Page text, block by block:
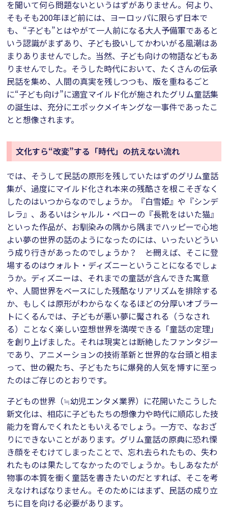
を聞いて何ら問題ないというはずがありません。何より、
そもそも200年ほど前には、ヨーロッパに限らず日本で
も、“子ども”とはやがて一人前になる大人予備軍であると
いう認識がまずあり、子ども扱いしてかわいがる風潮はあ
まりありませんでした。当然、子ども向けの物語などもあ
りませんでした。そうした時代において、たくさんの伝承
民話を集め、人間の真実を残しつつも、版を重ねるごと
に“子ども向け”に適宜マイルド化が施されたグリム童話集
の誕生は、充分にエポックメイキングな一事件であったこ
とと想像されます。
文化すら“改変”する「時代」の抗えない流れ
では、そうして民話の原形を残していたはずのグリム童話
集が、過度にマイルド化され本来の残酷さを根こそぎなく
したのはいつからなのでしょうか。『白雪姫』や『シンデ
レラ』、あるいはシャルル・ペローの『長靴をはいた猫』
といった作品が、お馴染みの隅から隅までハッピーで心地
よい夢の世界の話のようになったのには、いったいどうい
う成り行きがあったのでしょうか？ ――と問えば、そこに登
場するのはウォルト・ディズニーということになるでしょ
うか。ディズニーは、それまでの童話が含んできた寓意
や、人間世界をベースにした残酷なリアリズムを排除する
か、もしくは原形がわからなくなるほどの分厚いオブラー
トにくるんでは、子どもが悪い夢に魘される（うなされ
る）ことなく楽しい空想世界を満喫できる「童話の定理」
を創り上げました。それは現実とは断絶したファンタジー
であり、アニメーションの技術革新と世界的な台頭と相ま
って、世の親たち、子どもたちに爆発的人気を博すに至っ
たのはご存じのとおりです。
子どもの世界（≒幼児エンタメ業界）に花開いたこうした
新文化は、相応に子どもたちの想像力や時代に順応した技
能力を育んでくれたともいえるでしょう。一方で、なおざ
りにできないことがあります。グリム童話の原典に恐れ慄
き顔をそむけてしまったことで、忘れ去られたもの、失わ
れたものは果たしてなかったのでしょうか。もしあなたが
物事の本質を衝く童話を書きたいのだとすれば、そこを考
えなければなりません。そのためにはまず、民話の成り立
ちに目を向ける必要があります。